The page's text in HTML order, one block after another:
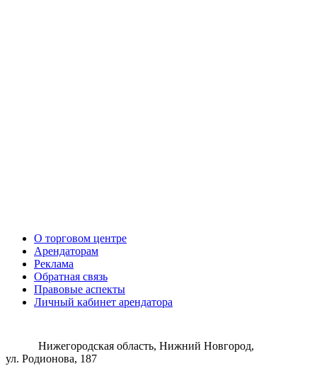
О торговом центре
Арендаторам
Реклама
Обратная связь
Правовые аспекты
Личный кабинет арендатора
Нижегородская область, Нижний Новгород,
ул. Родионова, 187